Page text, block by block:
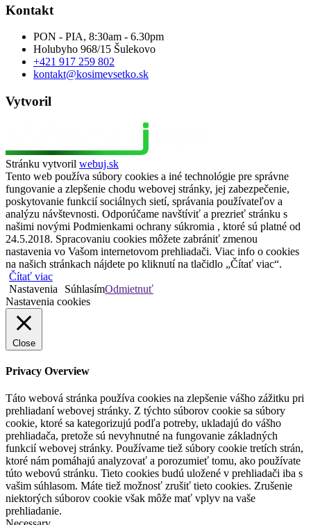
Kontakt
PON - PIA, 8:30am - 6.30pm
Holubyho 968/15 Šulekovo
+421 917 259 802
kontakt@kosimevsetko.sk
Vytvoril
Stránku vytvoril webuj.sk
Tento web používa súbory cookies a iné technológie pre správne
fungovanie a zlepšenie chodu webovej stránky, jej zabezpečenie,
poskytovanie funkcií sociálnych sietí, správania používateľov a
analýzu návštevnosti. Odporúčame navštíviť a prezrieť stránku s
našimi novými Podmienkami ochrany súkromia , ktoré sú platné od
24.5.2018. Spracovaniu cookies môžete zabrániť zmenou
nastavenia vo Vašom internetovom prehliadači. Viac info o cookies
na našich stránkach nájdete po kliknutí na tlačidlo „Čítať viac“.
Čítať viac
Nastavenia
SúhlasímOdmietnuť
Nastavenia cookies
Close
Privacy Overview
Táto webová stránka používa cookies na zlepšenie vášho zážitku pri
prehliadaní webovej stránky. Z týchto súborov cookie sa súbory
cookie, ktoré sa kategorizujú podľa potreby, ukladajú do vášho
prehliadača, pretože sú nevyhnutné na fungovanie základných
funkcií webovej stránky. Používame tiež súbory cookie tretích strán,
ktoré nám pomáhajú analyzovať a porozumieť tomu, ako používate
túto webovú stránku. Tieto cookies budú uložené v prehliadači iba s
vašim súhlasom. Máte tiež možnosť zrušiť tieto cookies. Zrušenie
niektorých súborov cookie však môže mať vplyv na vaše
prehliadanie.